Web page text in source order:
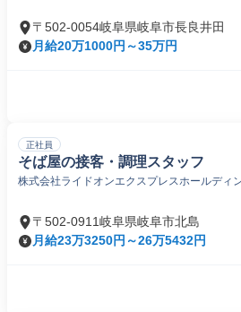
〒502-0054岐阜県岐阜市長良井田
月給20万1000円～35万円
正社員
そば屋の接客・調理スタッフ
株式会社ライドオンエクスプレスホールディ
〒502-0911岐阜県岐阜市北島
月給23万3250円～26万5432円